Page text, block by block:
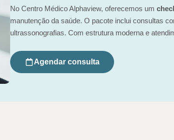
No Centro Médico Alphaview, oferecemos um
manutenção da saúde. O pacote inclui consultas
ultrassonografias. Com estrutura moderna e
Agendar consulta